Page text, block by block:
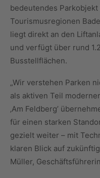
bedeutendes
Tourismusregionen
liegt direkt an den
und verfügt über rund
Busstellflächen.
„Wir verstehen Parken
als aktiven Teil
‚Am Feldberg’
für einen starken
gezielt weiter – mit
klaren Blick auf
Müller,